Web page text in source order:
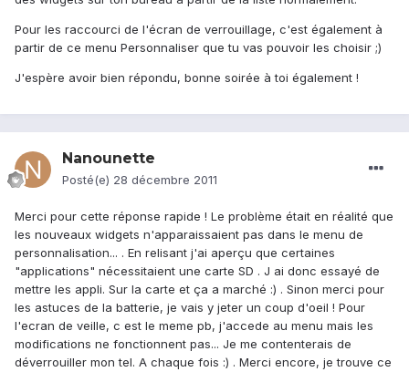
Pour les raccourci de l'écran de verrouillage, c'est également à
partir de ce menu Personnaliser que tu vas pouvoir les choisir ;)
J'espère avoir bien répondu, bonne soirée à toi également !
Nanounette
Posté(e) 28 décembre 2011
Merci pour cette réponse rapide ! Le problème était en réalité que
les nouveaux widgets n'apparaissaient pas dans le menu de
personnalisation... . En relisant j'ai aperçu que certaines
"applications" nécessitaient une carte SD . J ai donc essayé de
mettre les appli. Sur la carte et ça a marché :) . Sinon merci pour
les astuces de la batterie, je vais y jeter un coup d'oeil ! Pour
l'ecran de veille, c est le meme pb, j'accede au menu mais les
modifications ne fonctionnent pas... Je me contenterais de
déverrouiller mon tel. A chaque fois :) . Merci encore, je trouve ce